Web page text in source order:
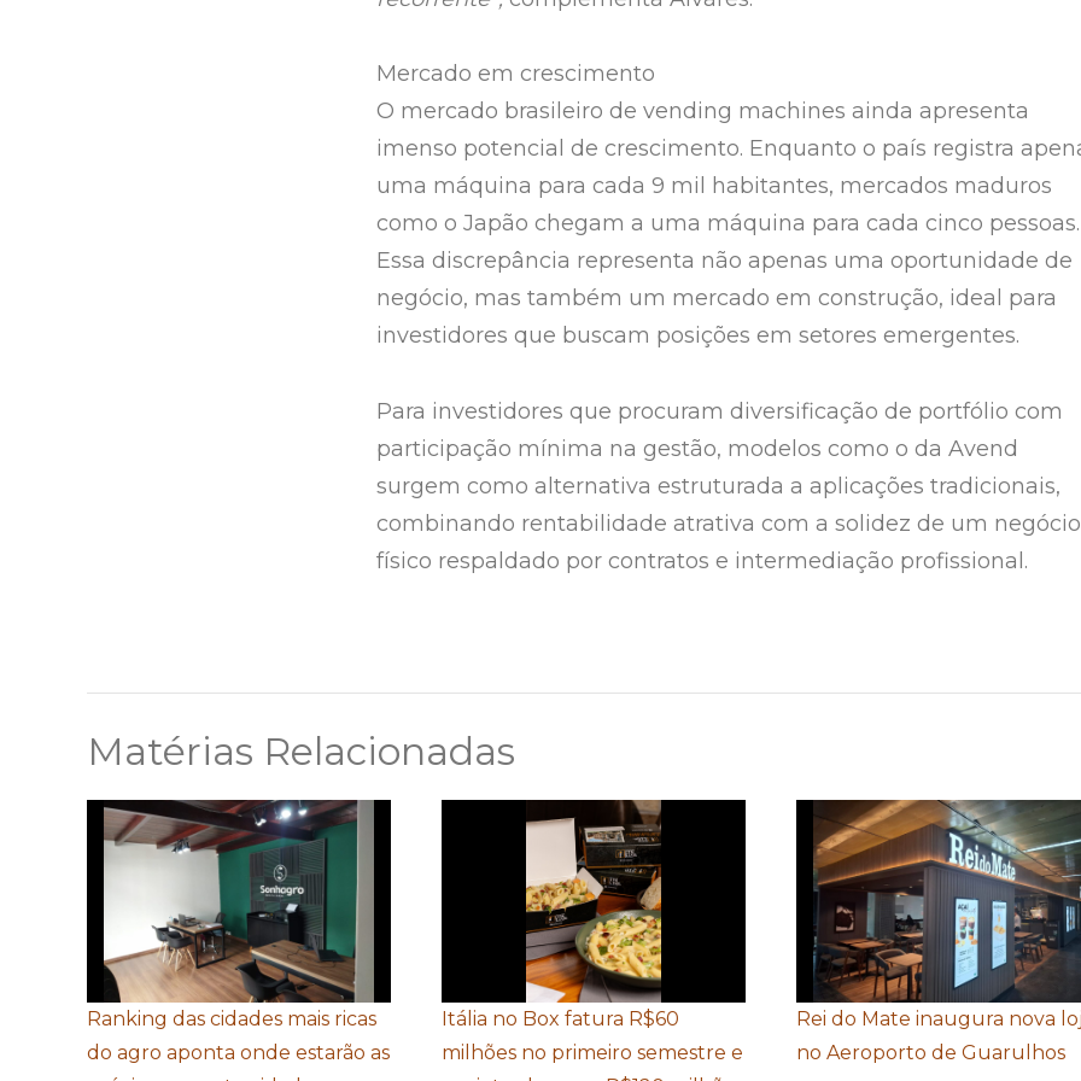
Mercado em crescimento
O mercado brasileiro de vending machines ainda apresenta
imenso potencial de crescimento. Enquanto o país registra
uma máquina para cada 9 mil habitantes, mercados maduros
como o Japão chegam a uma máquina para cada cinco pessoas.
Essa discrepância representa não apenas uma oportunidade de
negócio, mas também um mercado em construção, ideal para
investidores que buscam posições em setores emergentes.
Para investidores que procuram diversificação de portfólio com
participação mínima na gestão, modelos como o da Avend
surgem como alternativa estruturada a aplicações tradicionais,
combinando rentabilidade atrativa com a solidez de um negócio
físico respaldado por contratos e intermediação profissional.
Matérias Relacionadas
Ranking das cidades mais ricas
do agro aponta onde estarão as
Itália no Box fatura R$60
milhões no primeiro semestre e
Rei do Mate inaugura nova
no Aeroporto de Guarulhos